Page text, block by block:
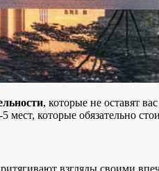
, которые не оставят
которые обязательно
взгляды своими